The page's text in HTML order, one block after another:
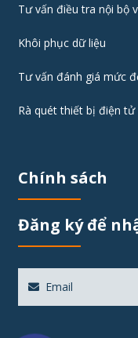
Tư vấn điều tra nội bộ
Khôi phục dữ liệu
Tư vấn đánh giá mức
Rà quét thiết bị điện tử
Chính sách
Đăng ký để